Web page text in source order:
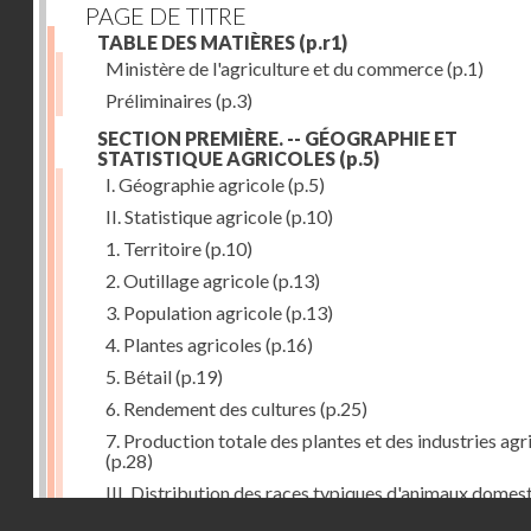
PAGE DE TITRE
TABLE DES MATIÈRES (p.r1)
Ministère de l'agriculture et du commerce(p.1)
Préliminaires (p.3)
SECTION PREMIÈRE. -- GÉOGRAPHIE ET
STATISTIQUE AGRICOLES (p.5)
I. Géographie agricole(p.5)
II. Statistique agricole(p.10)
1. Territoire(p.10)
2. Outillage agricole(p.13)
3. Population agricole(p.13)
4. Plantes agricoles (p.16)
5. Bétail(p.19)
6. Rendement des cultures (p.25)
7. Production totale des plantes et des industries
(p.28)
III. Distribution des races typiques d'animaux